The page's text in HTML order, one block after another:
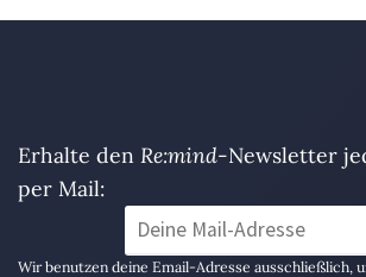
Erhalte den Re:mind-Newsletter
per Mail:
Wir benutzen deine Email-Adresse ausschließlich,